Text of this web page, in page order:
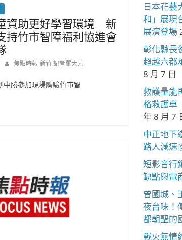
資助更好學習環境 新
持竹市智障福利協進會
焦點時報-新竹 記者羅大元
勝參加現場體驗竹市智
日本花
和」展現
展演登場
彰化縣長
超越六都
8 月 7 日
救護量能
格救護
年 8 月 7
中正地下
路人減速
短影音行
缺點與電
曾國城、
夜台味！
都朝聖的
戰火無情